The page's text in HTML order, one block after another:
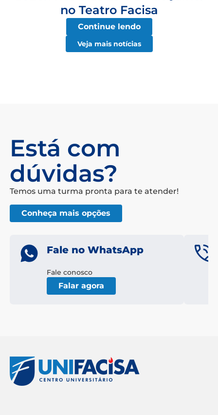
no Teatro Facisa
Continue lendo
Veja mais notícias
Está com
dúvidas?
Temos uma turma pronta para te atender!
Conheça mais opções
Fale no WhatsApp
Fale conosco
Falar agora